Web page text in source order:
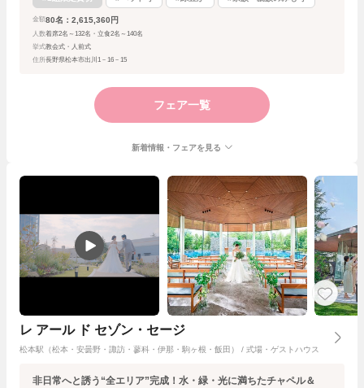
金額 80名：2,615,360円
人数着席2名～132名・立食2名～140名
挙式教会式・人前式
住所長野県松本市出川1－16－15
フェア一覧
新着情報・フェアを見る
レ アール ド セゾン・セージ
松本駅（松本・安曇野・諏訪・蓼科・伊那・駒ヶ根・飯田） / 式場・ゲストハウス
非日常へと誘う“全エリア”完成！水・緑・光に満ちたチャペル＆